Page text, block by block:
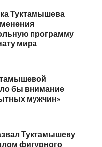
Туктамышева
программу
мира
бы внимание
мужчин»
Туктамышеву
фигурного